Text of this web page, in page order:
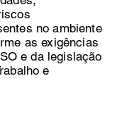
no ambiente
as exigências
e da legislação
e